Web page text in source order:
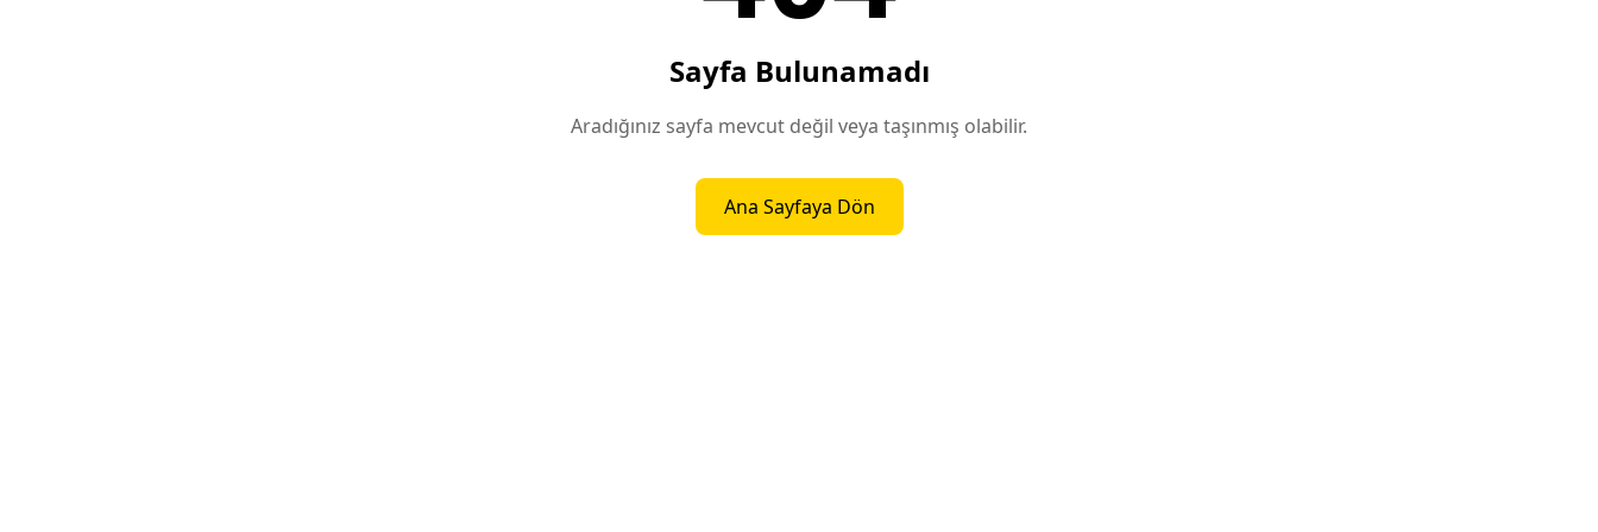
Sayfa Bulunamadı
Aradığınız sayfa mevcut değil veya taşınmış olabilir.
Ana Sayfaya Dön